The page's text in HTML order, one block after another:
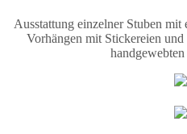
Ausstattung einzelner Stuben
Vorhängen mit Stickereien